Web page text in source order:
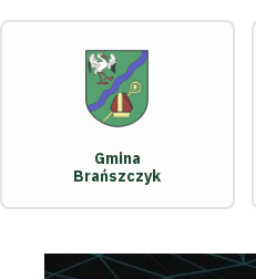
Gmina
Brańszczyk